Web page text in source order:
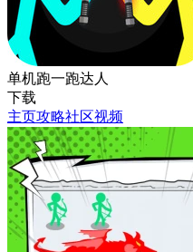
单机跑一跑达人
下载
主页攻略社区视频